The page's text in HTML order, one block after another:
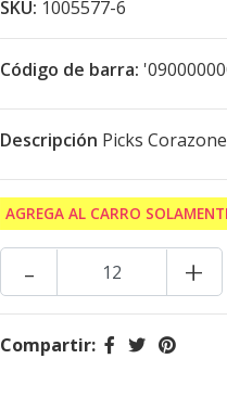
SKU: 1005577-6
Código de barra:
Descripción Picks
AGREGA AL CARRO
+
-
Compartir: